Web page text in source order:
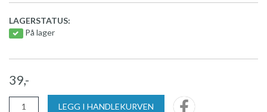
LAGERSTATUS:
På lager
39,-
LEGG I HANDLEKURVEN